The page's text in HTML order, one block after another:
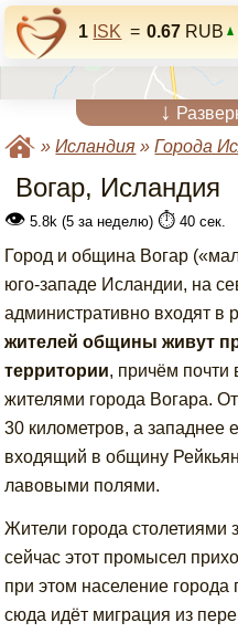
1 ISK = 0.67 RUB
↓
»Исландия »Города
Вогар, Исландия
👁 5.8k (5 за неделю) ⏱️ 40 сек.
Город и община Вогар
юго-западе Исландии, на
административно входят в
жителей общины живут
территории, причём почти
жителями города Вогара.
30 километров, а западнее
входящий в общину
лавовыми полями.
Жители города столетиями
сейчас этот промысел
при этом население города
сюда идёт миграция из